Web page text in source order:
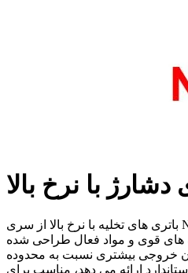
دشارژ با نرخ بالا
باتری های تخلیه با نرخ بالا از سری NPH Shimastu برای تخلیه با
های قوی و مواد فعال طراحی شده
20 درصد توان خروجی بیشتری نسبت به محدوده
استاندارد ارائه می دهد، مناسب برای UPS/EPS، مراکز داده که در